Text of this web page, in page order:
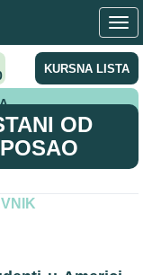
KURSNA LISTA
od fakulteta, pokreni
OD